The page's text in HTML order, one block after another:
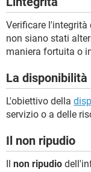
Verificare l'integrità
non siano stati
maniera fortuita o
La disponibilità
L'obiettivo della
servizio o a delle
Il non ripudio
Il non ripudio